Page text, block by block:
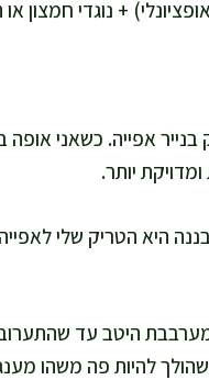
קייק בנייר אפייה. כשאני
יותר.
היא הטריק שלי
ומערבבת היטב עד
להיות פה משהו